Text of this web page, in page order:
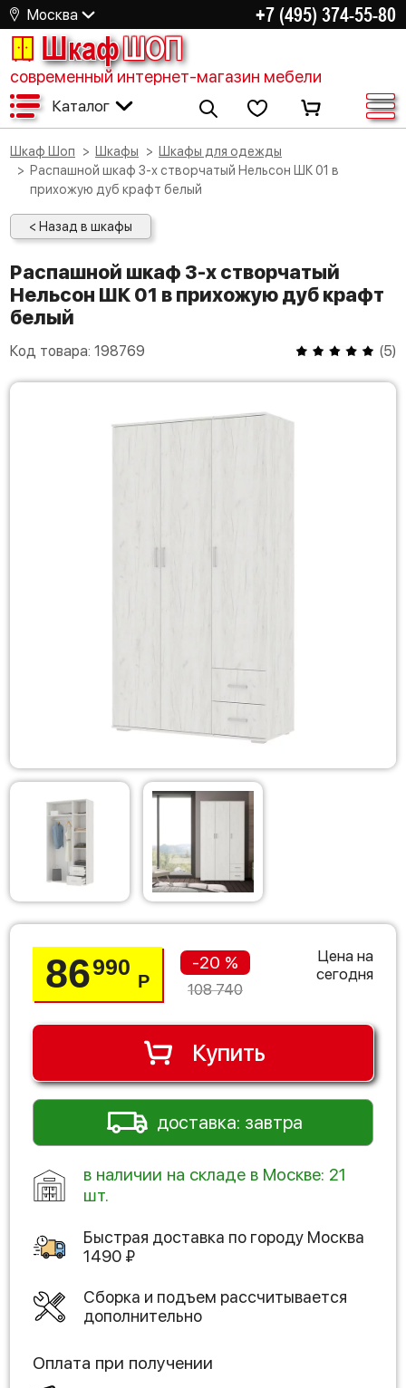
Москва +7 (495) 374-55-80
ШкафШОП
современный интернет-магазин мебели
Каталог
Шкаф Шоп Шкафы
Шкафы для одежды
Распашной шкаф 3-х створчатый Нельсон ШК 01 в
прихожую дуб крафт белый
< Назад в шкафы
Распашной шкаф 3-х створчатый
Нельсон ШК 01 в прихожую дуб крафт
белый
Код товара: 198769 (5)
86990
Р
-20 %
108 740
Цена на
сегодня
Купить
доставка: завтра
в наличии на складе в Москве: 21
шт.
Быстрая доставка по городу Москва
1490 ₽
Сборка и подъем рассчитывается
дополнительно
Оплата при получении